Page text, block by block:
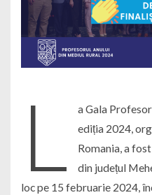
L
a Gala
ediția 2024,
Romania, a
din județul
loc pe 15 februarie 2024,